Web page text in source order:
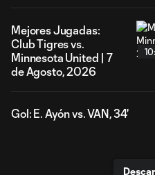
Mejores Jugadas:
Club Tigres vs.
Minnesota United | 7
de Agosto, 2026
Gol: E. Ayón vs. VAN, 34'